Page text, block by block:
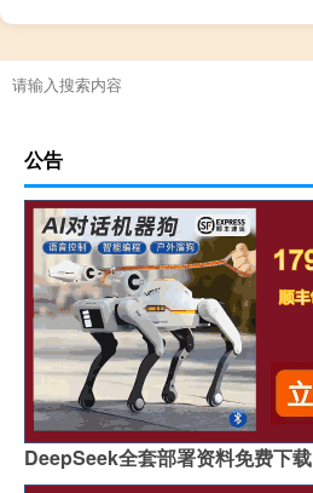
公告
DeepSeek全套部署资料免费下载